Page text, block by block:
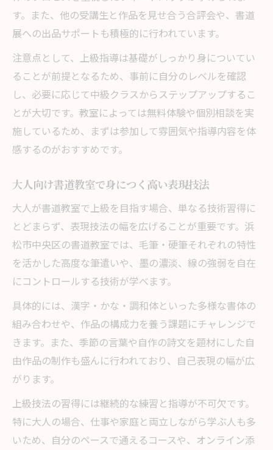
す。また、他の受講生と作品を見せ合う合評会や、書道
展への出品サポートも積極的に行われています。
注意点として、上級指導は基礎がしっかり身についてい
ることが前提となるため、事前に自分のレベルを確認
し、必要に応じて中級クラスからステップアップするこ
とが大切です。教室によっては無料体験や個別相談を実
施しているため、まずは参加して雰囲気や指導内容を体
感するのがおすすめです。
大人向け書道教室で身につく高い表現技法
大人が書道教室で上級を目指す場合、単なる技術習得に
とどまらず、表現技法の幅を広げることが重要です。浜
松市中央区の書道教室では、毛筆・硬筆それぞれの特性
を活かした高度な筆遣いや、墨の濃淡、線の強弱を自在
にコントロールする技術が学べます。
具体的には、漢字・かな・調和体といった多様な書体の
組み合わせや、作品の構成力を養う課題にチャレンジで
きます。また、季節の言葉や自作の詩文を題材にした自
由作品の制作も盛んに行われており、自己表現の幅が広
がります。
上級技法の習得には継続的な練習と指導が不可欠です。
特に大人の場合、仕事や家庭と両立しながら学ぶ人も多
いため、自分のペースで通えるコースや、オンライン添